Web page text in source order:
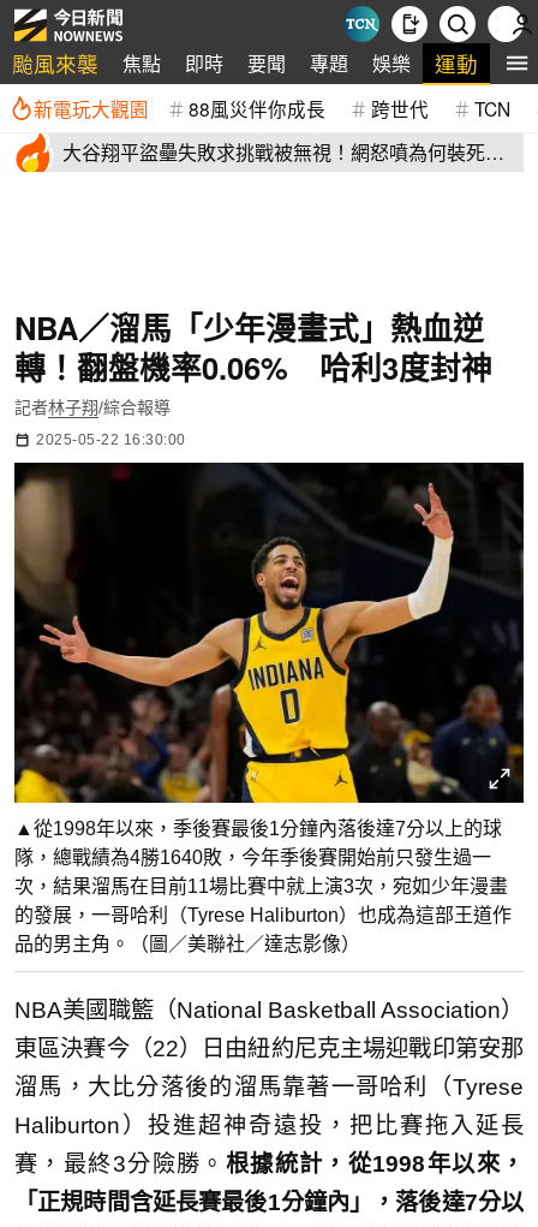
颱風來襲 焦點 即時 要聞 專題 娛樂 運動 全
新電玩大觀園 88風災伴你成長 跨世代 TCN
大谷翔平盜壘失敗求挑戰被無視！網怒噴為何裝死？
NBA／溜馬「少年漫畫式」熱血逆
轉！翻盤機率0.06% 哈利3度封神
記者林子翔/綜合報導
2025-05-22 16:30:00
▲從1998年以來，季後賽最後1分鐘內落後達7分以上的球
隊，總戰績為4勝1640敗，今年季後賽開始前只發生過一
次，結果溜馬在目前11場比賽中就上演3次，宛如少年漫畫
的發展，一哥哈利（Tyrese Haliburton）也成為這部王道作
品的男主角。（圖／美聯社／達志影像）
NBA美國職籃（National Basketball Association）
東區決賽今（22）日由紐約尼克主場迎戰印第安那
溜馬，大比分落後的溜馬靠著一哥哈利（Tyrese
Haliburton）投進超神奇遠投，把比賽拖入延長
賽，最終3分險勝。 根據統計，從1998年以來，
「正規時間含延長賽最後1分鐘內」，落後達7分以